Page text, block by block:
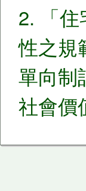
2. 「
性之規
單向制
社會價